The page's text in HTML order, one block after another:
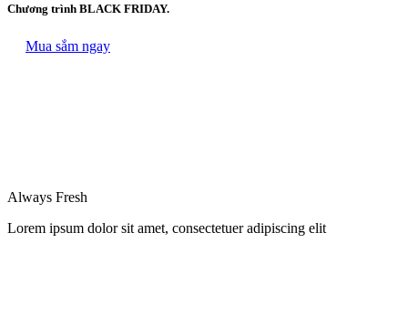
Chương trình BLACK FRIDAY.
Mua sắm ngay
Always Fresh
Lorem ipsum dolor sit amet, consectetuer adipiscing elit